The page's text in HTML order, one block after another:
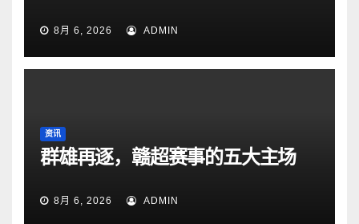
8月 6, 2026 ADMIN
资讯
群雄再逐，赣超赛事的五大主场
8月 6, 2026 ADMIN